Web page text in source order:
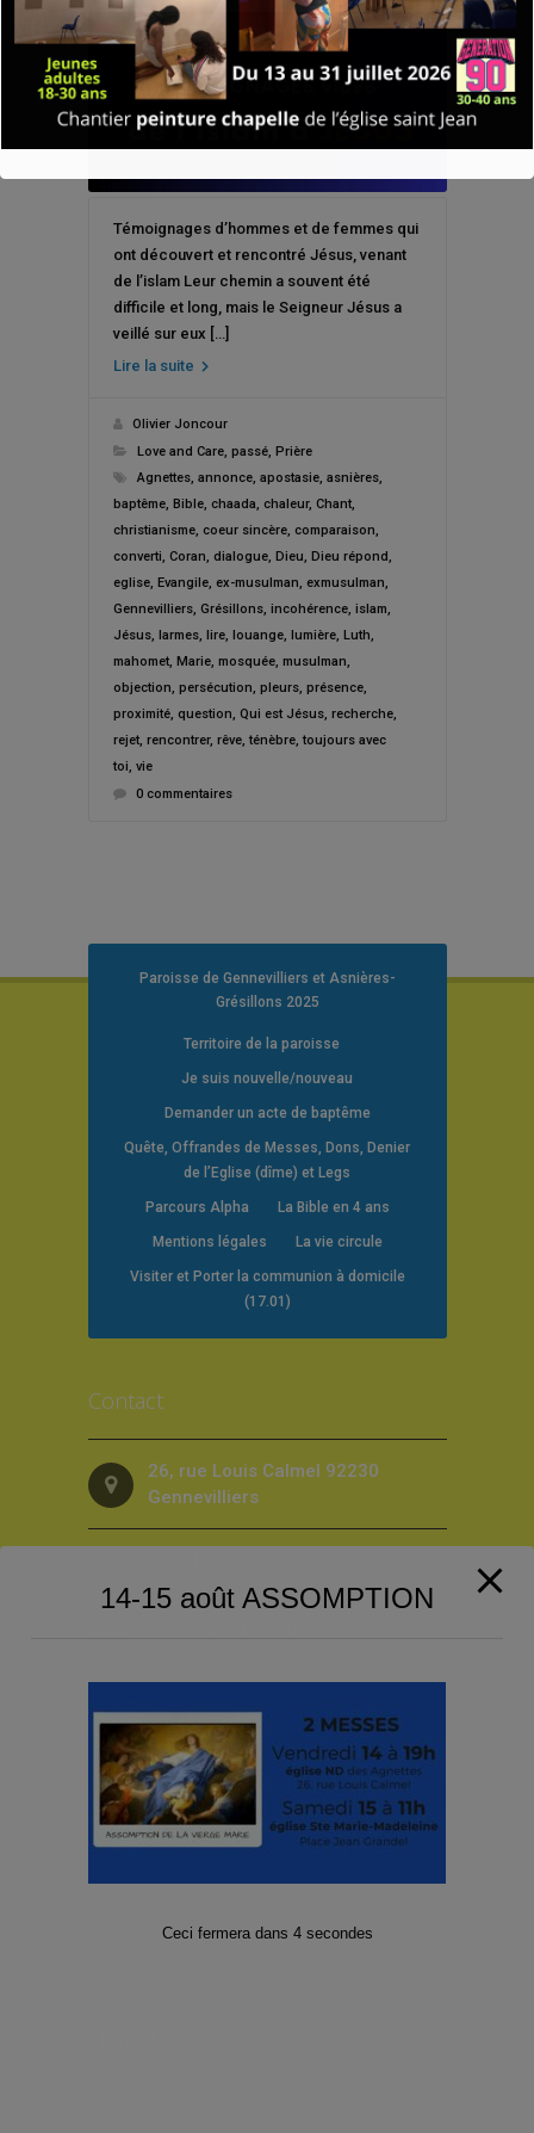
Témoignages d’hommes et de femmes qui
ont découvert et rencontré Jésus, venant
de l’islam Leur chemin a souvent été
difficile et long, mais le Seigneur Jésus a
veillé sur eux […]
Lire la suite
Olivier Joncour
Love and Care, passé, Prière
Agnettes, annonce, apostasie, asnières,
baptême, Bible, chaada chaleur, Chant,
christianisme, coeur sincère, comparaison
converti Coran dialogue, Dieu Dieu répond
eglise, Evangile, ex-musulman exmusulman
Gennevilliers, Grésillons, incohérence, islam
Jésus, larmes, lire, louange, lumière, Luth
mahomet, Marie, mosquée, musulman
objection persécution pleurs, présence,
proximité, question Qui est Jésus, recherche,
rejet, rencontrer, rêve, ténèbre, toujours avec
toi vie
0 commentaires
Paroisse de Gennevilliers et Asnières-
Grésillons 2025
Territoire de la paroisse
Je suis nouvelle/nouveau
Demander un acte de baptême
Quête, Offrandes de Messes, Dons, Denier
de l’Eglise (dîme) et Legs
Parcours Alpha La Bible en 4 ans
Mentions légales La vie circule
Visiter et Porter la communion à domicile
(17.01)
Contact
26, rue Louis Calmel 92230
Gennevilliers
Suivez-nous sur les Réseaux sociaux
Facebook TwitterInstagram
Abonnez-vous à notre Lettre
14-15 août ASSOMPTION
Ceci fermera dans 3secondes